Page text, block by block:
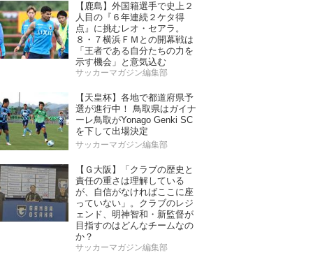
【鹿島】外国籍選手で史上２
人目の『６年連続２ケタ得
点』に挑むレオ・セアラ。
８・７横浜ＦＭとの開幕戦は
「王者である自分たちの力を
示す機会」と意気込む
サッカーマガジン編集部
【天皇杯】各地で都道府県予
選が進行中！ 鳥取県はガイナ
ーレ鳥取がYonago Genki SC
を下して出場決定
サッカーマガジン編集部
【Ｇ大阪】「クラブの歴史と
責任の重さは理解している
が、自信がなければここに座
っていない」。クラブのレジ
ェンド、明神智和・新監督が
目指すのはどんなチームなの
か？
サッカーマガジン編集部